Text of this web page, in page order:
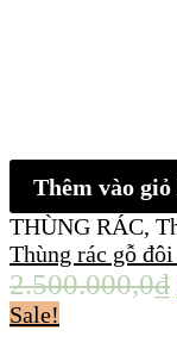
Thêm vào giỏ
THÙNG RÁC,
Thùng rác gỗ
2.500.000,0₫
Sale!